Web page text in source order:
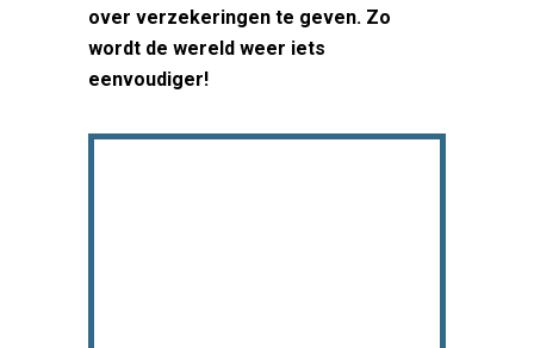
over verzekeringen te geven. Zo
wordt de wereld weer iets
eenvoudiger!